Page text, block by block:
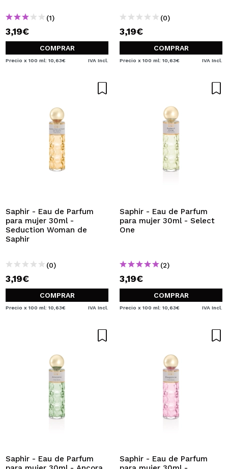
(1)
3,19€
COMPRAR
Precio x 100 ml: 10,63€ IVA Incl.
(0)
3,19€
COMPRAR
Precio x 100 ml: 10,63€ IVA Incl.
Saphir - Eau de Parfum
para mujer 30ml -
Seduction Woman de
Saphir
(0)
3,19€
COMPRAR
Precio x 100 ml: 10,63€ IVA Incl.
Saphir - Eau de Parfum
para mujer 30ml - Select
One
(2)
3,19€
COMPRAR
Precio x 100 ml: 10,63€ IVA Incl.
Saphir - Eau de Parfum
Saphir - Eau de Parfum